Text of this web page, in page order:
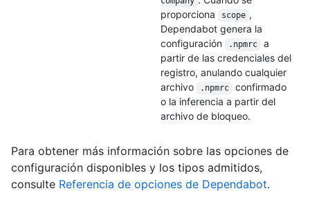
proporciona
scope ,
Dependabot genera la
configuración
.npmrc
a
partir de las credenciales del
registro, anulando cualquier
archivo
.npmrc
confirmado
o la inferencia a partir del
archivo de bloqueo.
Para obtener más información sobre las opciones de
configuración disponibles y los tipos admitidos,
consulte Referencia de opciones de Dependabot.